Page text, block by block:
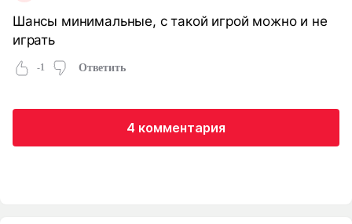
Шансы минимальные, с такой игрой можно и не
играть
-1 Ответить
4 комментария